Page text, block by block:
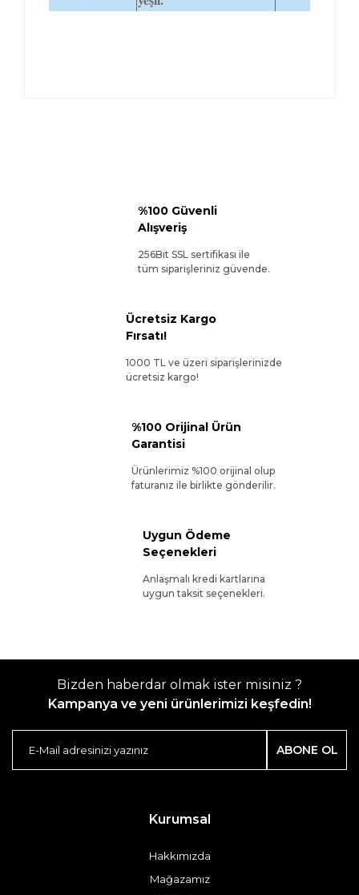
%100 Güvenli
Alışveriş
256Bit SSL sertifikası ile
tüm siparişleriniz güvende.
Ücretsiz Kargo
Fırsatı!
1000 TL ve üzeri siparişlerinizde
ücretsiz kargo!
%100 Orijinal Ürün
Garantisi
Ürünlerimiz %100 orijinal olup
faturanız ile birlikte gönderilir.
Uygun Ödeme
Seçenekleri
Anlaşmalı kredi kartlarına
uygun taksit seçenekleri.
Bizden haberdar olmak ister misiniz ?
Kampanya ve yeni ürünlerimizi keşfedin!
ABONE OL
Kurumsal
Hakkımızda
Mağazamız